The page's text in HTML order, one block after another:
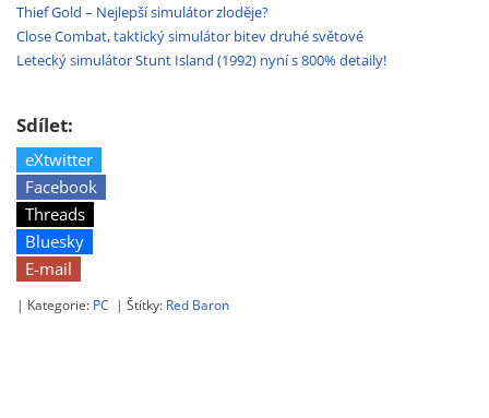
Thief Gold – Nejlepší simulátor zloděje?
Close Combat, taktický simulátor bitev druhé světové
Letecký simulátor Stunt Island (1992) nyní s 800% detaily!
Sdílet:
eXtwitter
Facebook
Threads
Bluesky
E-mail
| Kategorie: PC | Štítky: Red Baron